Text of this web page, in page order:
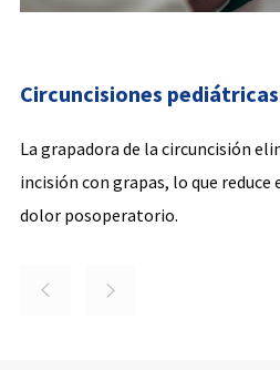
Circuncisiones
La grapadora de la circuncisión
incisión con grapas, lo que
dolor posoperatorio.
 